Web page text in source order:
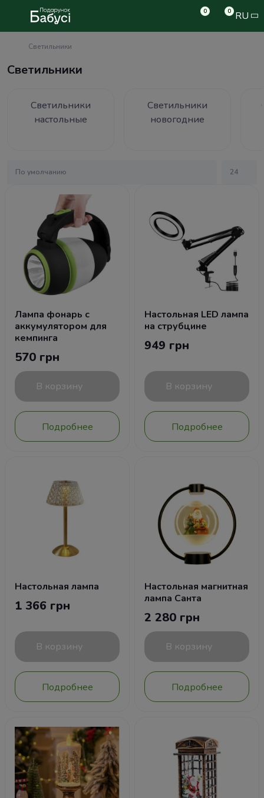
0 0 RU
Светильники
Светильники
Светильники
настольные
Светильники
новогодние
Лампа фонарь с
аккумулятором для
кемпинга
570 грн
В корзину
Подробнее
Настольная LED лампа
на струбцине
949 грн
В корзину
Подробнее
Настольная лампа
1 366 грн
В корзину
Подробнее
Настольная магнитная
лампа Санта
2 280 грн
В корзину
Подробнее